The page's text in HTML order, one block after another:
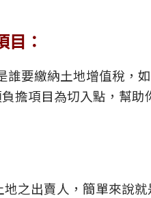
：
要繳納土地增值稅，
擔項目為切入點，幫助
之出賣人，簡單來說就